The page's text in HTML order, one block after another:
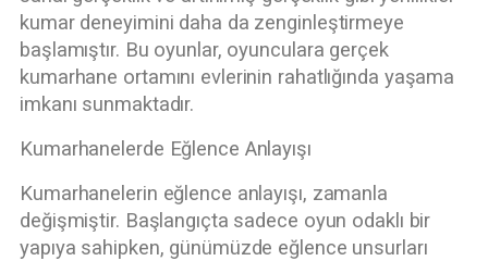
kumar deneyimini daha da zenginleştirmeye
başlamıştır. Bu oyunlar, oyunculara gerçek
kumarhane ortamını evlerinin rahatlığında yaşama
imkanı sunmaktadır.
Kumarhanelerde Eğlence Anlayışı
Kumarhanelerin eğlence anlayışı, zamanla
değişmiştir. Başlangıçta sadece oyun odaklı bir
yapıya sahipken, günümüzde eğlence unsurları